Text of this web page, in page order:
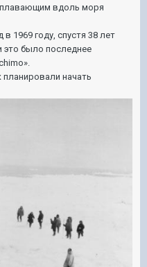
плавающим вдоль моря
1969 году, спустя 38 лет
это было последнее
планировали начать